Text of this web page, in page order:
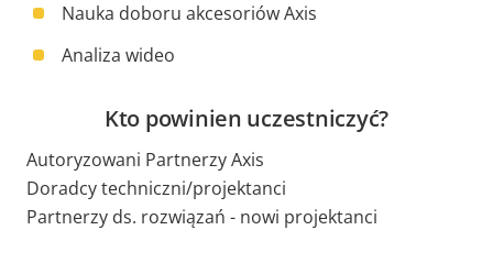
Nauka doboru akcesoriów Axis
Analiza wideo
Kto powinien uczestniczyć?
Autoryzowani Partnerzy Axis
Doradcy techniczni/projektanci
Partnerzy ds. rozwiązań - nowi projektanci